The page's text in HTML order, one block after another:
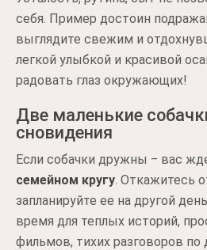
себя. Пример достоин
выглядите свежим и
легкой улыбкой и красивой
радовать глаз окружающих!
Две маленькие
сновидения
Если собачки дружны ‒ вас
семейном кругу. Откажитесь
запланируйте ее на другой
время для теплых историй,
фильмов, тихих разговоров по